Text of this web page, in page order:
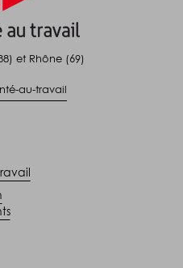
et Rhône (69)
au-travail